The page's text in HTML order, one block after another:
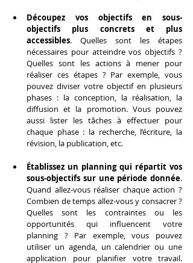
Découpez vos objectifs en sous-
objectifs plus concrets et plus
accessibles. Quelles sont les étapes
nécessaires pour atteindre vos objectifs ?
Quelles sont les actions à mener pour
réaliser ces étapes ? Par exemple, vous
pouvez diviser votre objectif en plusieurs
phases : la conception, la réalisation, la
diffusion et la promotion. Vous pouvez
aussi lister les tâches à effectuer pour
chaque phase : la recherche, l’écriture, la
révision, la publication, etc.
Établissez un planning qui répartit vos
sous-objectifs sur une période donnée.
Quand allez-vous réaliser chaque action ?
Combien de temps allez-vous y consacrer ?
Quelles sont les contraintes ou les
opportunités qui influencent votre
planning ? Par exemple, vous pouvez
utiliser un agenda, un calendrier ou une
application pour planifier votre travail.